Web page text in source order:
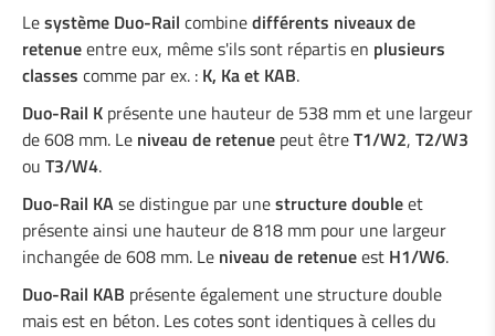
Lesystème Duo-Rail combinedifférents niveaux de
retenueentre eux, même s'ils sont répartis en plusieurs
classes comme par ex. : K, Ka et KAB.
Duo-Rail K présente une hauteur de 538 mm et une largeur
de 608 mm. Le niveau de retenue peut êtreT1/W2, T2/W3
ou T3/W4.
Duo-Rail KAse distingue par unestructure doubleet
présente ainsi une hauteur de 818 mm pour une largeur
inchangée de 608 mm. Le niveau de retenueest H1/W6.
Duo-Rail KAB présente également une structure double
mais est en béton. Les cotes sont identiques à celles du